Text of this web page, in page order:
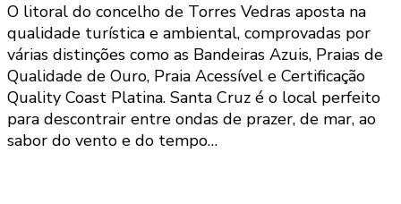
O litoral do concelho de Torres Vedras aposta na
qualidade turística e ambiental, comprovadas por
várias distinções como as Bandeiras Azuis, Praias de
Qualidade de Ouro, Praia Acessível e Certificação
Quality Coast Platina. Santa Cruz é o local perfeito
para descontrair entre ondas de prazer, de mar, ao
sabor do vento e do tempo…